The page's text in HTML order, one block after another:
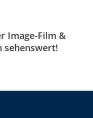
Image-Film &
sehenswert!